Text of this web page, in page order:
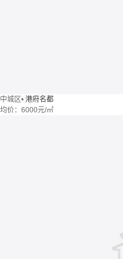
中城区• 港府名都
均价： 6000元/㎡